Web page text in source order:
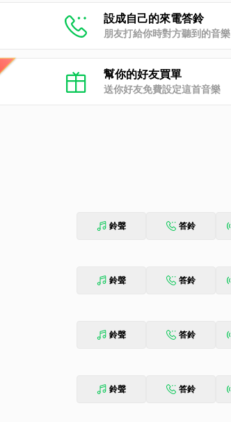
設成自己的來電答鈴
朋友打給你時對方聽到的音樂
幫你的好友買單
送你好友免費設定這首音樂
鈴聲 答鈴
鈴聲 答鈴
鈴聲 答鈴
鈴聲 答鈴